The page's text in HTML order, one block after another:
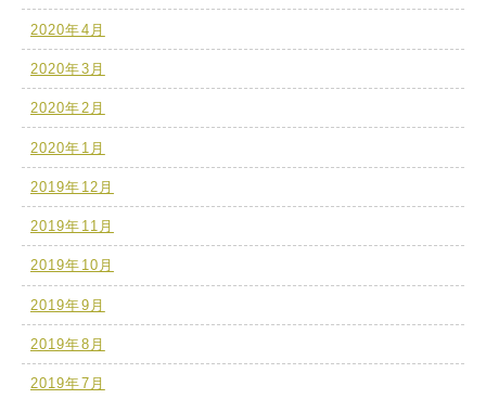
2020年4月
2020年3月
2020年2月
2020年1月
2019年12月
2019年11月
2019年10月
2019年9月
2019年8月
2019年7月